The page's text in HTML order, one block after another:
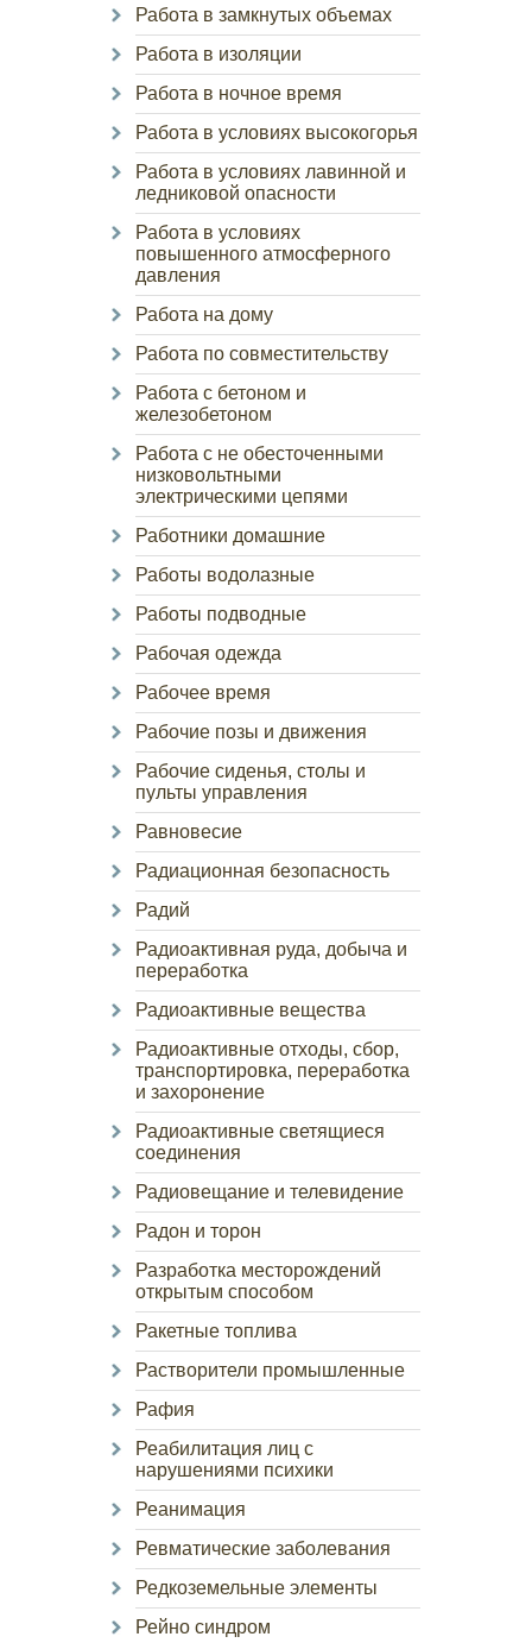
Работа в замкнутых объемах
Работа в изоляции
Работа в ночное время
Работа в условиях высокогорья
Работа в условиях лавинной и
ледниковой опасности
Работа в условиях
повышенного атмосферного
давления
Работа на дому
Работа по совместительству
Работа с бетоном и
железобетоном
Работа с не обесточенными
низковольтными
электрическими цепями
Работники домашние
Работы водолазные
Работы подводные
Рабочая одежда
Рабочее время
Рабочие позы и движения
Рабочие сиденья, столы и
пульты управления
Равновесие
Радиационная безопасность
Радий
Радиоактивная руда, добыча и
переработка
Радиоактивные вещества
Радиоактивные отходы, сбор,
транспортировка, переработка
и захоронение
Радиоактивные светящиеся
соединения
Радиовещание и телевидение
Радон и торон
Разработка месторождений
открытым способом
Ракетные топлива
Растворители промышленные
Рафия
Реабилитация лиц с
нарушениями психики
Реанимация
Ревматические заболевания
Редкоземельные элементы
Рейно синдром